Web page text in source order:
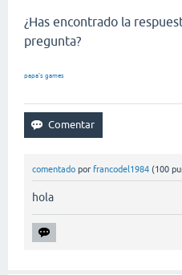
¿Has encontrado la
pregunta?
papa's games
comentado por francodel1984 (100
hola